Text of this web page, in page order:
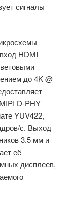
сигналы
HDMI
до 4K @
D-PHY
YUV422,
с. Выход
3.5 мм и
её
дисплеев,